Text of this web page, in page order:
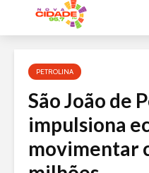
Acessar
conteúdoPETROLINA
São João de
impulsiona
movimentar